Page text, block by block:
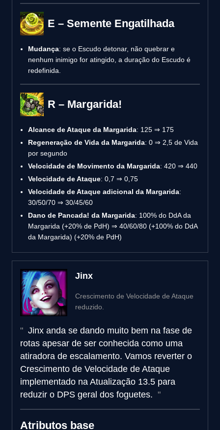
E – Semente Engatilhada
Mudança: se o Escudo detonar, não quebrar e
nenhum inimigo for atingido, a duração do Escudo é
redefinida.
R – Margarida!
Alcance de Ataque da Margarida: 125 ⇒ 175
Regeneração de Vida da Margarida: 0 ⇒ 2,5 de Vida
por segundo
Velocidade de Movimento da Margarida: 420 ⇒ 440
Velocidade de Ataque: 0,7 ⇒ 0,75
Velocidade de Ataque adicional da Margarida:
30/50/70 ⇒ 30/45/60
Dano de Pancada! da Margarida: 100% do DdA da
Margarida (+20% de PdH) ⇒ 40/60/80 (+100% do DdA
da Margarida) (+20% de PdH)
Jinx
Crescimento de Velocidade de Ataque
reduzido.
Jinx anda se dando muito bem na fase de
rotas apesar de ser conhecida como uma
atiradora de escalamento. Vamos reverter o
Crescimento de Velocidade de Ataque
implementado na Atualização 13.5 para
reduzir o DPS geral dos foguetes.
Atributos base